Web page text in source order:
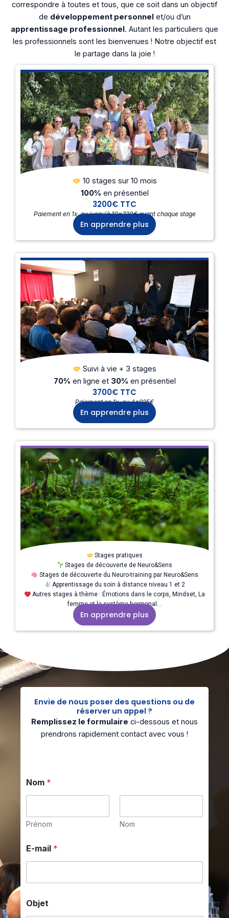
correspondre à toutes et tous, que ce soit dans un objectif
de développement personnel et/ou d’un
apprentissage professionnel . Autant les particuliers que
les professionnels sont les bienvenues ! Notre objectif est
le partage dans la joie !
Inscriptions pour la promo de 09/2026 à 09/2027
Formation en présentiel
10 stages sur 10 mois
100% en présentiel
3200€ TTC
Paiement en 1x, ou jusqu’à 10×320€ avant chaque stage
En apprendre plus
Inscriptions ouvertes toute l'année
Formation en alternance
Suivi à vie + 3 stages
70% en ligne et 30% en présentiel
3700€ TTC
Paiement en 1x, ou 4×925€
En apprendre plus
Inscriptions ouvertes toute l'année
Nos autres stages Neuro&Sens
Stages pratiques
Stages de découverte de Neuro&Sens
Stages de découverte du Neuro-training par Neuro&Sens
Apprentissage du soin à distance niveau 1 et 2
Autres stages à thème : Émotions dans le corps, Mindset, La
femme et le système hormonal…
En apprendre plus
Envie de nous poser des questions ou de
réserver un appel ?
Remplissez le formulaire ci-dessous et nous
prendrons rapidement contact avec vous !
Nom *
Prénom Nom
e
s
e
M
E-mail *
Objet